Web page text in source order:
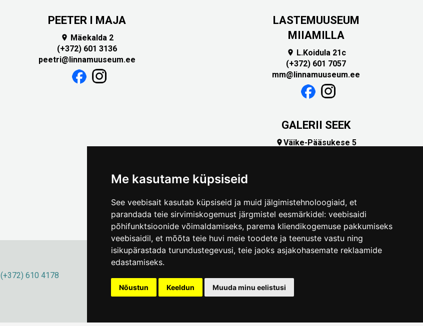
Me kasutame küpsiseid
See veebisait kasutab küpsiseid ja muid jälgimistehnoloogiaid, et
parandada teie sirvimiskogemust järgmistel eesmärkidel: veebisaidi
põhifunktsioonide võimaldamiseks, parema kliendikogemuse pakkumiseks
veebisaidil, et mõõta teie huvi meie toodete ja teenuste vastu ning
isikupärastada turundustegevusi, teie jaoks asjakohasemate reklaamide
edastamiseks.
Nõustun Keeldun Muuda minu eelistusi
PEETER I MAJA
 Mäekalda 2
(+372) 601 3136
peetri@linnamuuseum.ee
LASTEMUUSEUM
MIIAMILLA
 L.Koidula 21c
(+372) 601 7057
mm@linnamuuseum.ee
GALERII SEEK
Väike-Pääsukese 5
(+372) 610 4178
Küpsisepoliitika